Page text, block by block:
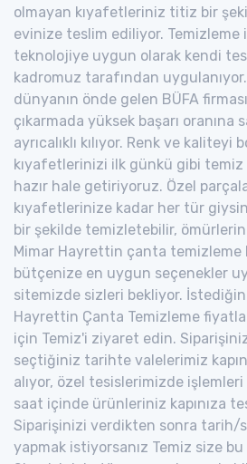
olmayan kıyafetleriniz titiz bir
evinize teslim ediliyor. Temizleme
teknolojiye uygun olarak kendi
kadromuz tarafından
dünyanın önde gelen BÜFA
çıkarmada yüksek başarı oranına
ayrıcalıklı kılıyor. Renk ve kaliteyi
kıyafetlerinizi ilk günkü gibi temiz
hazır hale getiriyoruz. Özel
kıyafetlerinize kadar her tür
bir şekilde temizletebilir,
Mimar Hayrettin çanta
bütçenize en uygun seçenekler
sitemizde sizleri bekliyor.
Hayrettin Çanta Temizleme
için Temiz'i ziyaret edin.
seçtiğiniz tarihte valelerimiz
alıyor, özel tesislerimizde
saat içinde ürünleriniz kapınıza
Siparişinizi verdikten sonra tarih/
yapmak istiyorsanız Temiz size bu